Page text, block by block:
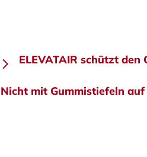
ELEVATAIR schützt den
Nicht mit Gummistiefeln auf